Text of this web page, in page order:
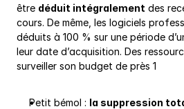
être déduit intégralement des
cours. De même, les logiciels
déduits à 100 % sur une période
leur date d’acquisition. Des
surveiller son budget de près 1
Petit bémol : la suppression